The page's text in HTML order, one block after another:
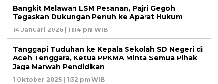
Bangkit Melawan LSM Pesanan, Pajri Gegoh
Tegaskan Dukungan Penuh ke Aparat Hukum
14 Januari 2026 | 11:14 pm WIB
Tanggapi Tuduhan ke Kepala Sekolah SD Negeri di
Aceh Tenggara, Ketua PPKMA Minta Semua Pihak
Jaga Marwah Pendidikan
1 Oktober 2025 | 1:32 pm WIB